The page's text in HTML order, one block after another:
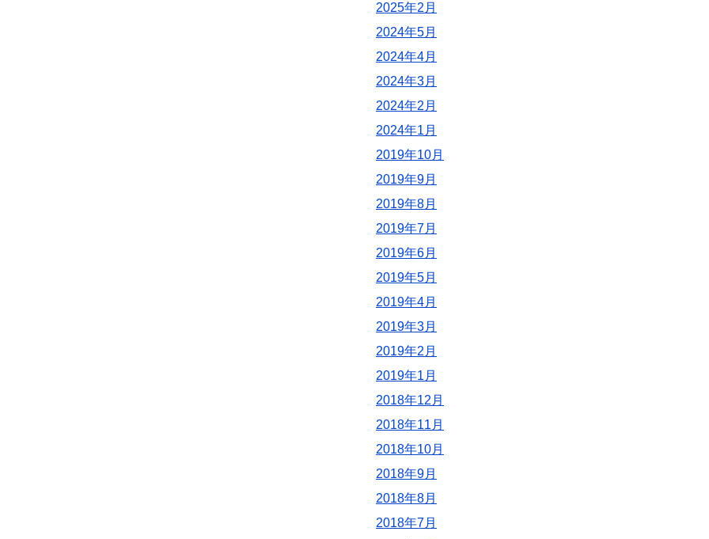
2025年2月
2024年5月
2024年4月
2024年3月
2024年2月
2024年1月
2019年10月
2019年9月
2019年8月
2019年7月
2019年6月
2019年5月
2019年4月
2019年3月
2019年2月
2019年1月
2018年12月
2018年11月
2018年10月
2018年9月
2018年8月
2018年7月